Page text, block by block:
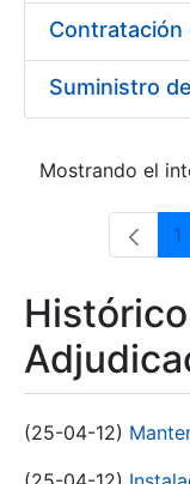
Mostrando el
1
(25-04-12)